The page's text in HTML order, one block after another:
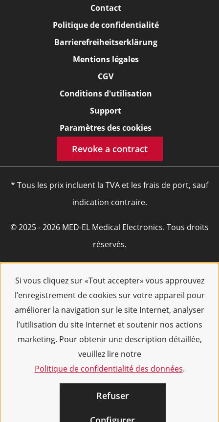
Si vous cliquez sur «Tout accepter» vous approuvez
l’enregistrement de cookies sur votre appareil pour
améliorer la navigation sur le site Internet, analyser
l’utilisation du site Internet et soutenir nos actions
marketing. Pour obtenir une description détaillée,
veuillez lire notre
Politique de confidentialité des données.
Refuser
Contact
Politique de confidentialité
Barrierefreiheitserklärung
Mentions légales
CGV
Conditions d'utilisation
Support
Paramètres des cookies
Revoke a contract
* Tous les prix incluent la TVA et les frais de port, sauf
indication contraire.
© 2025 - 2026 MED-EL Medical Electronics. Tous droits
réservés.